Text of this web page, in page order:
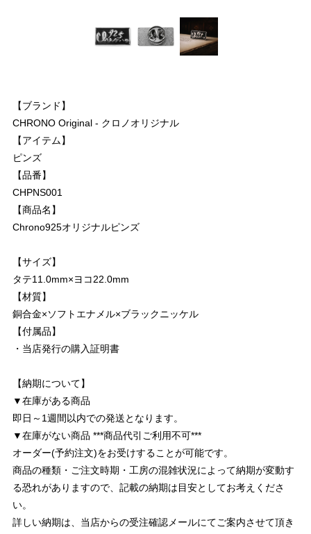
【ブランド】
CHRONO Original - クロノオリジナル
【アイテム】
ピンズ
【品番】
CHPNS001
【商品名】
Chrono925オリジナルピンズ
【サイズ】
タテ11.0mm×ヨコ22.0mm
【材質】
銅合金×ソフトエナメル×ブラックニッケル
【付属品】
・当店発行の購入証明書
【納期について】
▼在庫がある商品
即日～1週間以内での発送となります。
▼在庫がない商品 ***商品代引ご利用不可***
オーダー(予約注文)をお受けすることが可能です。
商品の種類・ご注文時期・工房の混雑状況によって納期が変動す
る恐れがありますので、記載の納期は目安としてお考えくださ
い。
詳しい納期は、当店からの受注確認メールにてご案内させて頂き